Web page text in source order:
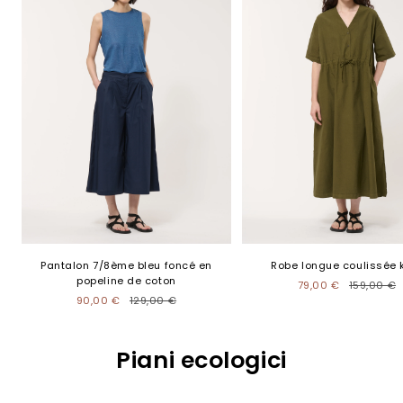
Pantalon 7/8ème bleu foncé en
popeline de coton
90,00 €
129,00 €
Robe longue coulissée
79,00 €
159,00 €
Piani ecologici